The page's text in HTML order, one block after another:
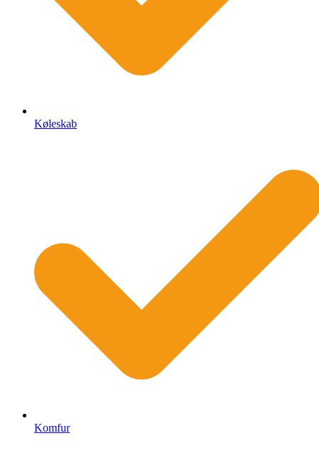
Køleskab
Komfur